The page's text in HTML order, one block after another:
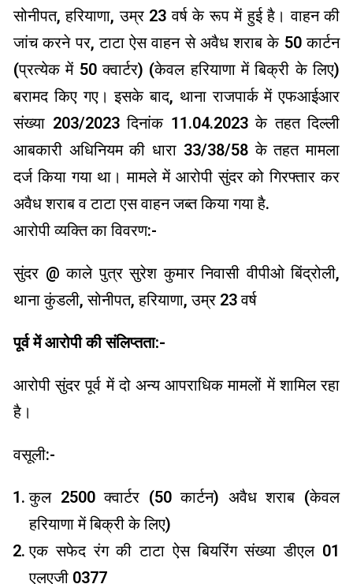
सोनीपत, हरियाणा, उम्र 23 वर्ष के रूप में हुई है। वाहन की
जांच करने पर, टाटा ऐस वाहन से अवैध शराब के 50 कार्टन
(प्रत्येक में 50 क्वार्टर) (केवल हरियाणा में बिक्री के लिए)
बरामद किए गए। इसके बाद, थाना राजपार्क में एफआईआर
संख्या 203/2023 दिनांक 11.04.2023 के तहत दिल्ली
आबकारी अधिनियम की धारा 33/38/58 के तहत मामला
दर्ज किया गया था। मामले में आरोपी सुंदर को गिरफ्तार कर
अवैध शराब व टाटा एस वाहन जब्त किया गया है.
आरोपी व्यक्ति का विवरण:-
सुंदर @ काले पुत्र सुरेश कुमार निवासी वीपीओ बिंद्रोली,
थाना कुंडली, सोनीपत, हरियाणा, उम्र 23 वर्ष
पूर्व में आरोपी की संलिप्तता:-
आरोपी सुंदर पूर्व में दो अन्य आपराधिक मामलों में शामिल रहा
है।
वसूली:-
कुल 2500 क्वार्टर (50 कार्टन) अवैध शराब (केवल
हरियाणा में बिक्री के लिए)
एक सफेद रंग की टाटा ऐस बियरिंग संख्या डीएल 01
एलएजी 0377